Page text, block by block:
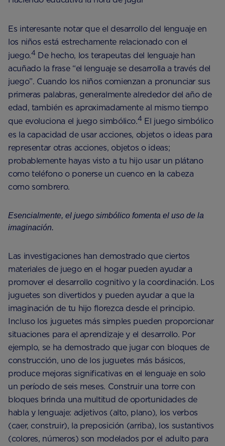
Es interesante notar que el desarrollo del lenguaje en
los niños está estrechamente relacionado con el
juego.4De hecho, los terapeutas del lenguaje han
acuñado la frase “el lenguaje se desarrolla a través del
juego”. Cuando los niños comienzan a pronunciar sus
primeras palabras, generalmente alrededor del año de
edad, también es aproximadamente al mismo tiempo
que evoluciona el juego simbólico.4El juego simbólico
es la capacidad de usar acciones, objetos o ideas para
representar otras acciones, objetos o ideas;
probablemente hayas visto a tu hijo usar un plátano
como teléfono o ponerse un cuenco en la cabeza
como sombrero.
Esencialmente, el juego simbólico fomenta el uso de la
imaginación.
Las investigaciones han demostrado que ciertos
materiales de juego en el hogar pueden ayudar a
promover el desarrollo cognitivo y la coordinación. Los
juguetes son divertidos y pueden ayudar a que la
imaginación de tu hijo florezca desde el principio.
Incluso los juguetes más simples pueden proporcionar
situaciones para el aprendizaje y el desarrollo. Por
ejemplo, se ha demostrado que jugar con bloques de
construcción, uno de los juguetes más básicos,
produce mejoras significativas en el lenguaje en solo
un período de seis meses. Construir una torre con
bloques brinda una multitud de oportunidades de
habla y lenguaje: adjetivos (alto, plano), los verbos
(caer, construir), la preposición (arriba), los sustantivos
(colores, números) son modelados por el adulto para